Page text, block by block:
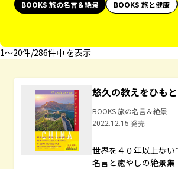
BOOKS 旅の名言＆絶景
BOOKS 旅と健康
1〜20件/286件中 を表示
悠久の教えをひも
BOOKS 旅の名言＆絶景
2022.12.15 発売
世界を４０年以上歩
名言と癒やしの絶景集